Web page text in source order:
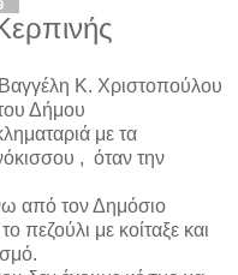
Κ. Χριστοπούλου
Δήμου
με τα
, όταν την
από τον Δημόσιο
με κοίταξε και